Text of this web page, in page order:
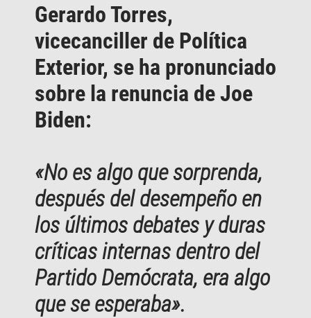
Gerardo Torres,
vicecanciller de Política
Exterior, se ha pronunciado
sobre la renuncia de Joe
Biden:
«No es algo que sorprenda,
después del desempeño en
los últimos debates y duras
críticas internas dentro del
Partido Demócrata, era algo
que se esperaba».